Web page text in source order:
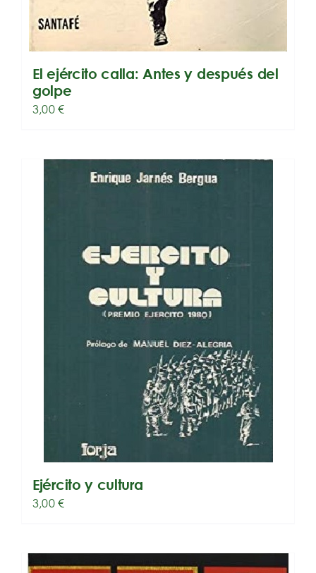
El ejército calla: Antes y después del
golpe
3,00€
Ejército y cultura
3,00€